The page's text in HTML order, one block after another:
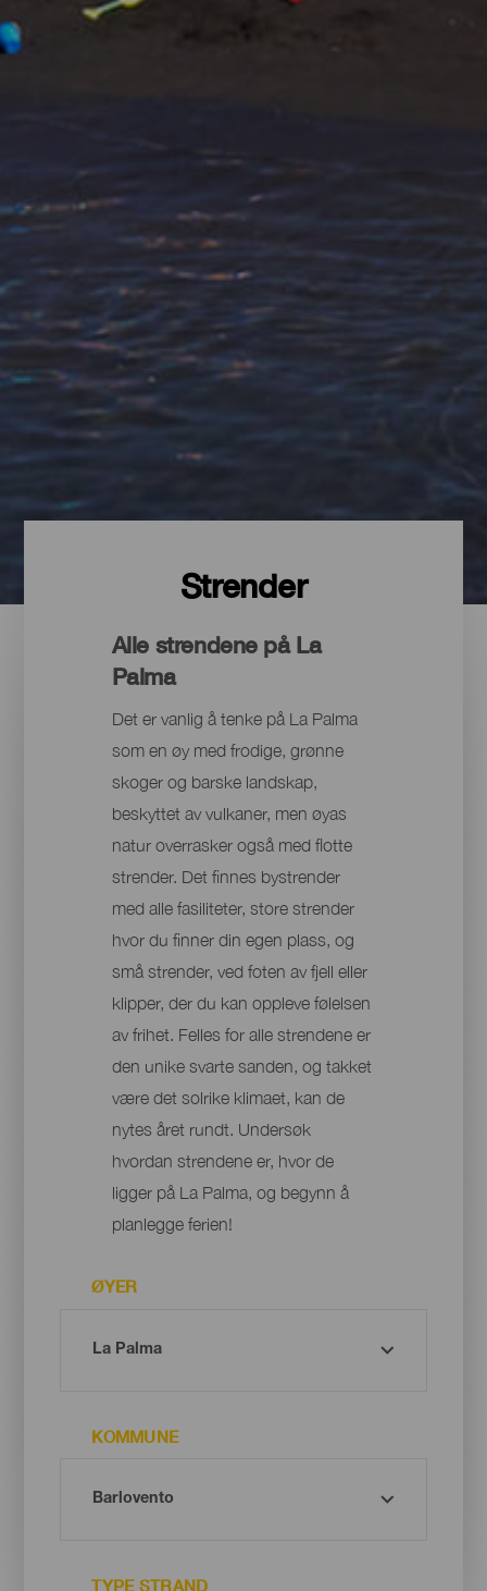
Strender
Alle strendene på La
Palma
Det er vanlig å tenke på La Palma
som en øy med frodige, grønne
skoger og barske landskap,
beskyttet av vulkaner, men øyas
natur overrasker også med flotte
strender. Det finnes bystrender
med alle fasiliteter, store strender
hvor du finner din egen plass, og
små strender, ved foten av fjell eller
klipper, der du kan oppleve følelsen
av frihet. Felles for alle strendene er
den unike svarte sanden, og takket
være det solrike klimaet, kan de
nytes året rundt. Undersøk
hvordan strendene er, hvor de
ligger på La Palma, og begynn å
planlegge ferien!
ØYER
KOMMUNE
TYPE STRAND